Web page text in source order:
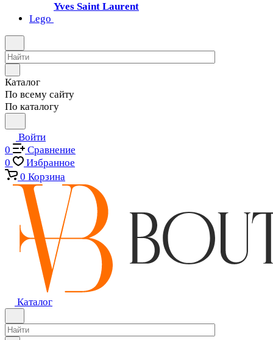
Yves Saint Laurent
Lego
Каталог
По всему сайту
По каталогу
Войти
0
Сравнение
0
Избранное
0 Корзина
Каталог